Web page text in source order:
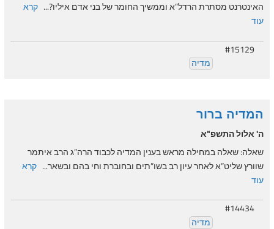
האינטרנט מסתרת הרדל”א וממשיך החומר של בני אדם איליו?... קרא
עוד
#15129
מדיה
המדיה ברור
ה' אלול התשפ"א
שאלה: שאלה במחילה מראש בענין המדיה לכבוד הרה”ג הרב איתמר
שוורץ שליט”א לאחר עיון רב בשו”תים ובחוברת וחי בהם ובשאר... קרא
עוד
#14434
מדיה